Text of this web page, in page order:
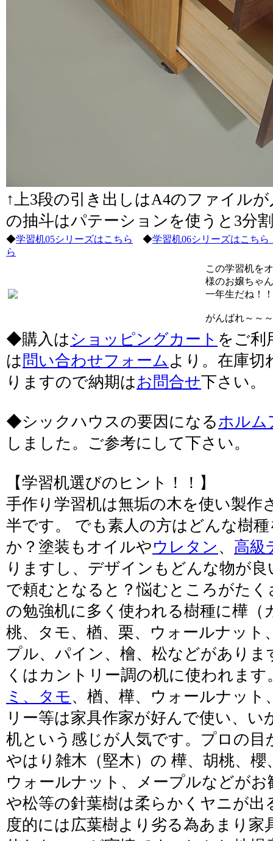
↑上3段の引き出しはA4のファイル
の抽斗はパテーションを使うと3分
◆学習机05シリーズはこちら ◆学習机06シリーズはこち
ら
この学習机を
様のお嬢ちゃ
一年生だね！！
がんばれ～～
◆購入は ショッピングカート をご利
は 問い合わせフォーム より。在庫切
りますので納期はお問合せ下さい。
◆シックハウスの要因になるホルム
しました。ご参考にして下さい。
【学習机選びのヒント！！】
手作り学習机は無垢の木を使い製作
半です。 でも素人の方はどんな樹
か？塗装もオイルやウレタン、 高級
りますし、デザインもどんな物が
で頼むとなると？悩むところがた
の勉強机に多く使われる樹種に樺（
桃、タモ、楢、栗、ウォールナット
プル、パイン、檜、松などがありま
くはカントリー調の机に使われま
ミ、タモ、楢、樺、ウォールナット
リー等は家具作家が好んで使い、い
机という感じが人気です。プロの目
やはり雑木（堅木）の 樺、胡桃、櫻
ウォールナット、メープルなどが
や松等の針葉樹は柔らかくヤニが出
度的には広葉樹より劣る為あまり家